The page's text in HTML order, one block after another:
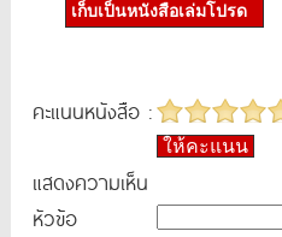
เก็บเป็นหนังสือเล่มโปรด
คะแนนหนังสือ :
ให้คะแนน
แสดงความเห็น
หัวข้อ